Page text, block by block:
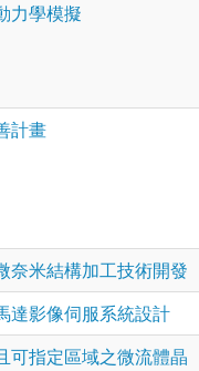
力學模擬
計畫
奈米結構加工技術開發
達影像伺服系統設計
可指定區域之微流體晶